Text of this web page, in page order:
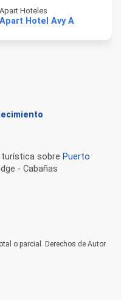
Apart Hoteles
Apart Hotel Avy A
sobre Puerto
- Cabañas
o parcial. Derechos de Autor